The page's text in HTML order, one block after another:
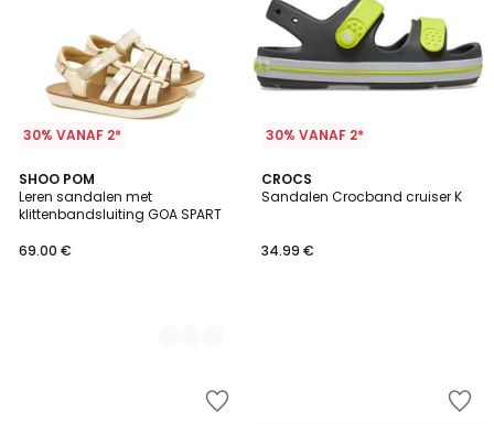
30% VANAF 2*
SHOO POM
Leren sandalen met
klittenbandsluiting GOA SPART
69.00 €
2
Kleuren
30% VANAF 2*
CROCS
Sandalen Crocband cruiser K
34.99 €